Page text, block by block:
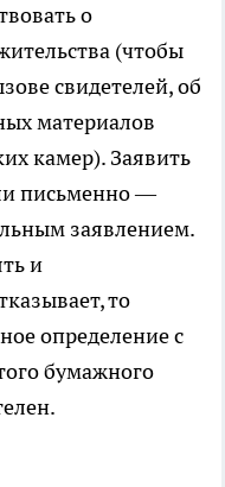
о
(чтобы
свидетелей, об
материалов
камер). Заявить
письменно —
заявлением.
и
то
определение с
бумажного